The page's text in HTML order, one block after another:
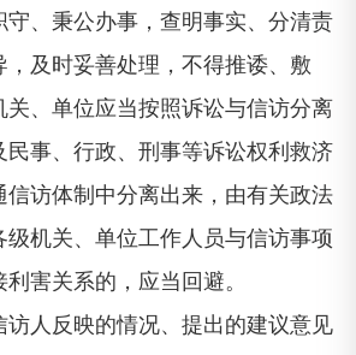
守、秉公办事，查明事实、分清责
，及时妥善处理，不得推诿、敷
关、单位应当按照诉讼与信访分离
民事、行政、刑事等诉讼权利救济
信访体制中分离出来，由有关政法
级机关、单位工作人员与信访事项
害关系的，应当回避。
人反映的情况、提出的建议意见